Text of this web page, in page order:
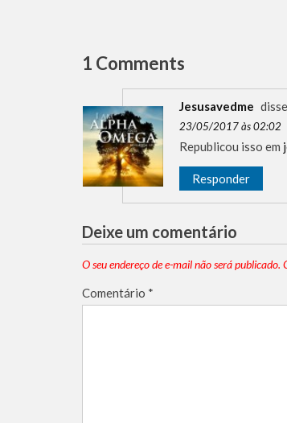
1 Comments
Jesusavedme
23/05/2017 às 02:02
Republicou isso em
Responder
Deixe um comentário
O seu endereço de e-mail não será publicado.
Comentário *